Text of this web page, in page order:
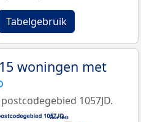
Tabelgebruik
woningen met
1057JD.